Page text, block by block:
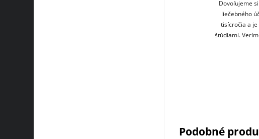
Dovoľujeme
liečebného
tisícročia a je
štúdiami.
Podobné